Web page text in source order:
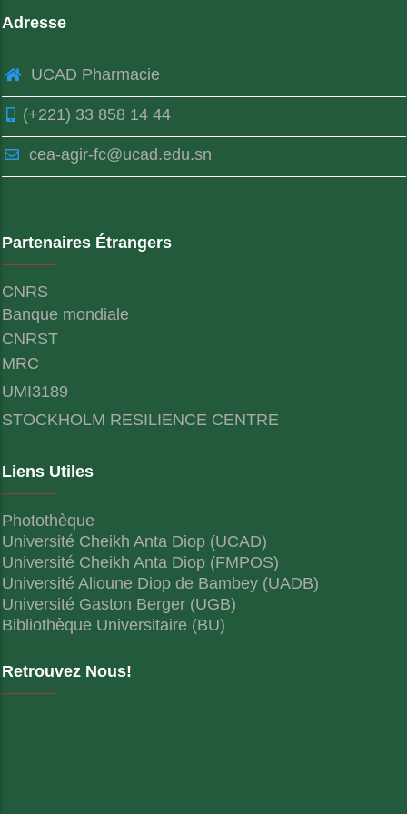
Adresse
UCAD Pharmacie
(+221) 33 858 14 44
cea-agir-fc@ucad.edu.sn
Partenaires Étrangers
CNRS
Banque mondiale
CNRST
MRC
UMI3189
STOCKHOLM RESILIENCE CENTRE
Liens Utiles
Photothèque
Université Cheikh Anta Diop (UCAD)
Université Cheikh Anta Diop (FMPOS)
Université Alioune Diop de Bambey (UADB)
Université Gaston Berger (UGB)
Bibliothèque Universitaire (BU)
Retrouvez Nous!